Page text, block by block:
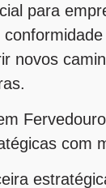
para
novos
com